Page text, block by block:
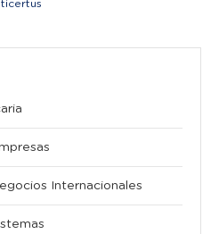
Internacionales